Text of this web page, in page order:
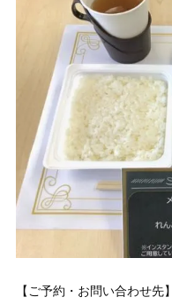
【ご予約・お問い合わせ先】